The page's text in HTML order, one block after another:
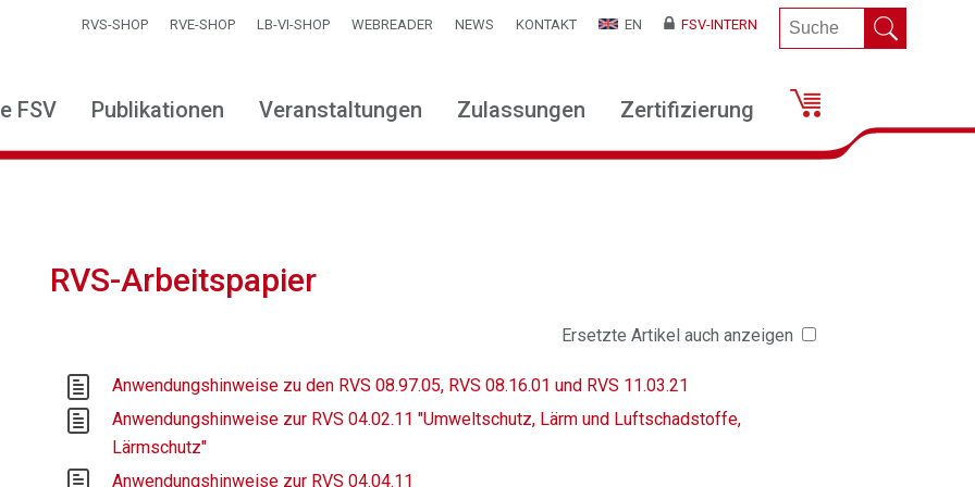
RVS-SHOP RVE-SHOP LB-VI-SHOP WEBREADER NEWS KONTAKT EN FSV-INTERN
FSV Publikationen Veranstaltungen Zulassungen Zertifizierung
RVS-Arbeitspapier
Ersetzte Artikel auch anzeigen
Anwendungshinweise zu den RVS 08.97.05, RVS 08.16.01 und RVS 11.03.21
Anwendungshinweise zur RVS 04.02.11 "Umweltschutz, Lärm und Luftschadstoffe,
Lärmschutz"
Anwendungshinweise zur RVS 04.04.11